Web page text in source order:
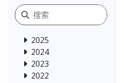
2025
2024
2023
2022